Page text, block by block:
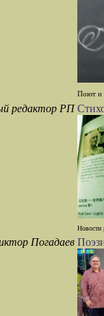
Поют и
редактор РП
Новости
Погадаев